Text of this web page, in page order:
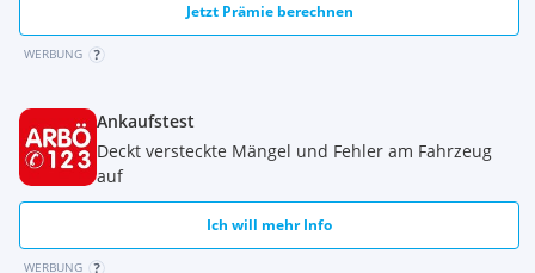
Jetzt Prämie berechnen
WERBUNG
Ankaufstest
Deckt versteckte Mängel und Fehler am Fahrzeug
auf
Ich will mehr Info
WERBUNG